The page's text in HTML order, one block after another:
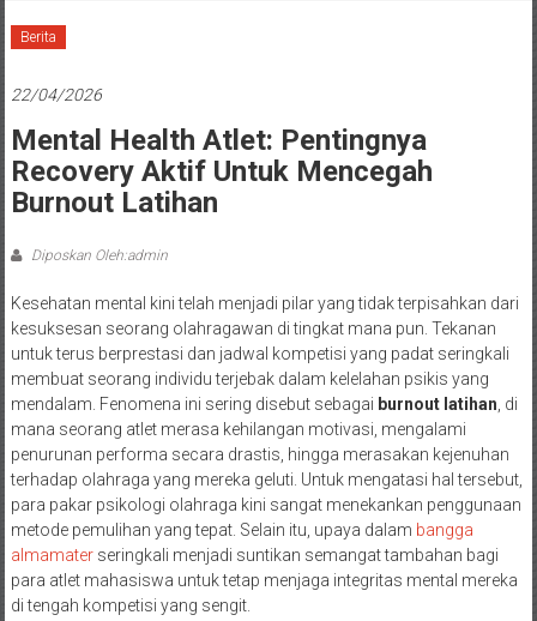
Berita
22/04/2026
Mental Health Atlet: Pentingnya
Recovery Aktif Untuk Mencegah
Burnout Latihan
Diposkan Oleh:admin
Kesehatan mental kini telah menjadi pilar yang tidak terpisahkan dari
kesuksesan seorang olahragawan di tingkat mana pun. Tekanan
untuk terus berprestasi dan jadwal kompetisi yang padat seringkali
membuat seorang individu terjebak dalam kelelahan psikis yang
mendalam. Fenomena ini sering disebut sebagai burnout latihan , di
mana seorang atlet merasa kehilangan motivasi, mengalami
penurunan performa secara drastis, hingga merasakan kejenuhan
terhadap olahraga yang mereka geluti. Untuk mengatasi hal tersebut,
para pakar psikologi olahraga kini sangat menekankan penggunaan
metode pemulihan yang tepat. Selain itu, upaya dalam bangga
almamaterseringkali menjadi suntikan semangat tambahan bagi
para atlet mahasiswa untuk tetap menjaga integritas mental mereka
di tengah kompetisi yang sengit.